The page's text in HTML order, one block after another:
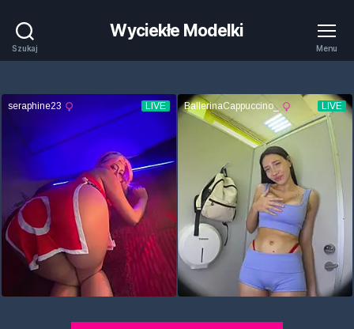
Szukaj
Wyciekłe Modelki
Menu